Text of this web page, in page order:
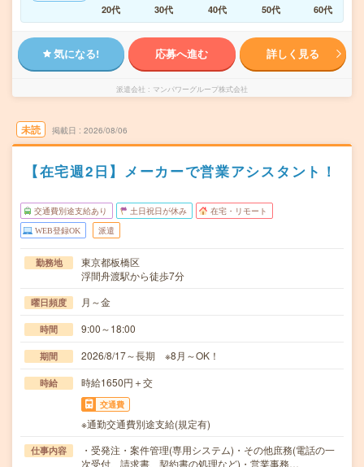
20代
30代 40代 50代 60代
気になる! 応募へ進む 詳しく見る
派遣会社 マンパワーグループ株式会社
未読 掲載日 2026/08/06
【在宅週2日】メーカーで営業アシスタント！
交通費別途支給あり 土日祝日が休み 在宅・リモート
WEB登録OK 派遣
勤務地
東京都板橋区
浮間舟渡駅から徒歩7分
曜日頻度 月～金
時間 9:00～18:00
期間 2026/8/17～長期 ※8月～OK！
時給 時給1650円＋交
交通費
※通勤交通費別途支給(規定有)
仕事内容
・受発注・案件管理(専用システム)・その他庶務(電話の一
次受付、請求書、契約書の処理など)・営業事務…